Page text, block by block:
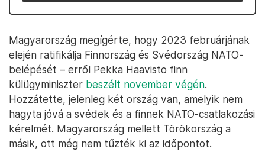
Magyarország megígérte, hogy 2023 februárjának
elején ratifikálja Finnország és Svédország NATO-
belépését – erről Pekka Haavisto finn
külügyminiszter beszélt november végén.
Hozzátette, jelenleg két ország van, amelyik nem
hagyta jóvá a svédek és a finnek NATO-csatlakozási
kérelmét. Magyarország mellett Törökország a
másik, ott még nem tűzték ki az időpontot.